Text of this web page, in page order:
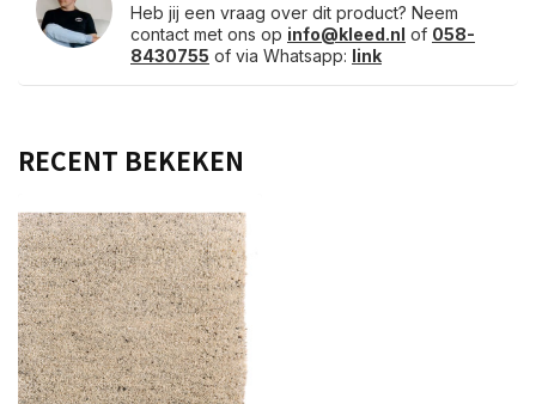
Heb jij een vraag over dit product? Neem
contact met ons op info@kleed.nl of 058-
8430755 of via Whatsapp: link
RECENT BEKEKEN